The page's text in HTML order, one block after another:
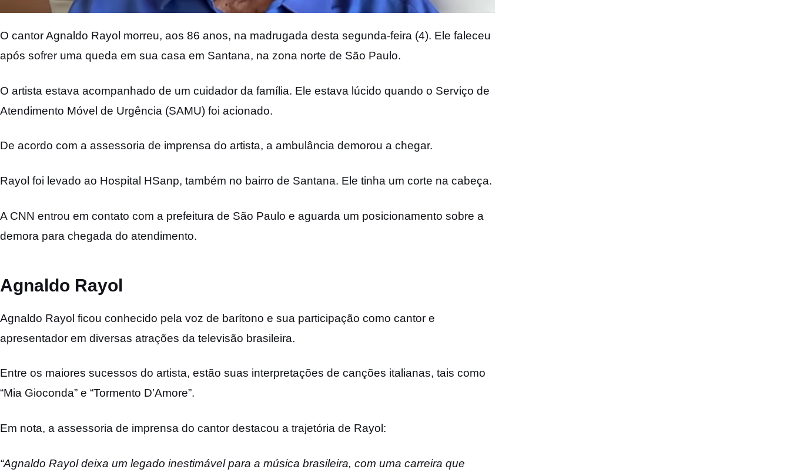
O cantor Agnaldo Rayol morreu, aos 86 anos, na madrugada desta segunda-feira (4). Ele faleceu
após sofrer uma queda em sua casa em Santana, na zona norte de São Paulo.
O artista estava acompanhado de um cuidador da família. Ele estava lúcido quando o Serviço de
Atendimento Móvel de Urgência (SAMU) foi acionado.
De acordo com a assessoria de imprensa do artista, a ambulância demorou a chegar.
Rayol foi levado ao Hospital HSanp, também no bairro de Santana. Ele tinha um corte na cabeça.
A CNN entrou em contato com a prefeitura de São Paulo e aguarda um posicionamento sobre a
demora para chegada do atendimento.
Agnaldo Rayol
Agnaldo Rayol ficou conhecido pela voz de barítono e sua participação como cantor e
apresentador em diversas atrações da televisão brasileira.
Entre os maiores sucessos do artista, estão suas interpretações de canções italianas, tais como
“Mia Gioconda” e “Tormento D’Amore”.
Em nota, a assessoria de imprensa do cantor destacou a trajetória de Rayol:
“Agnaldo Rayol deixa um legado inestimável para a música brasileira, com uma carreira que